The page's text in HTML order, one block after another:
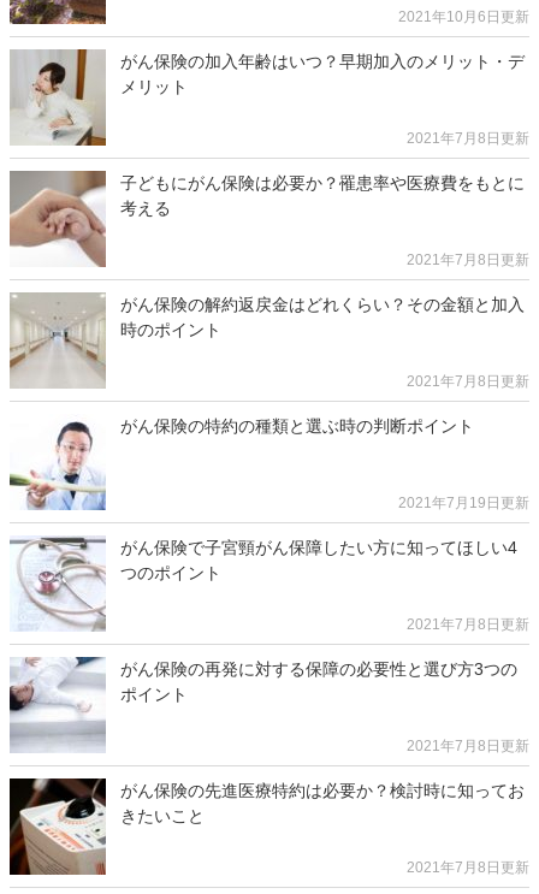
2021年10月6日更新
がん保険の加入年齢はいつ？早期加入のメリット・デ
メリット
2021年7月8日更新
子どもにがん保険は必要か？罹患率や医療費をもとに
考える
2021年7月8日更新
がん保険の解約返戻金はどれくらい？その金額と加入
時のポイント
2021年7月8日更新
がん保険の特約の種類と選ぶ時の判断ポイント
2021年7月19日更新
がん保険で子宮頸がん保障したい方に知ってほしい4
つのポイント
2021年7月8日更新
がん保険の再発に対する保障の必要性と選び方3つの
ポイント
2021年7月8日更新
がん保険の先進医療特約は必要か？検討時に知ってお
きたいこと
2021年7月8日更新